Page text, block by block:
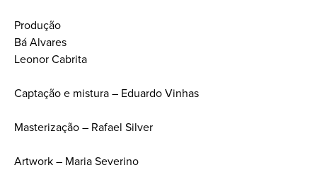
Produção
Bá Alvares
Leonor Cabrita
Captação e mistura – Eduardo Vinhas
Masterização – Rafael Silver
Artwork – Maria Severino